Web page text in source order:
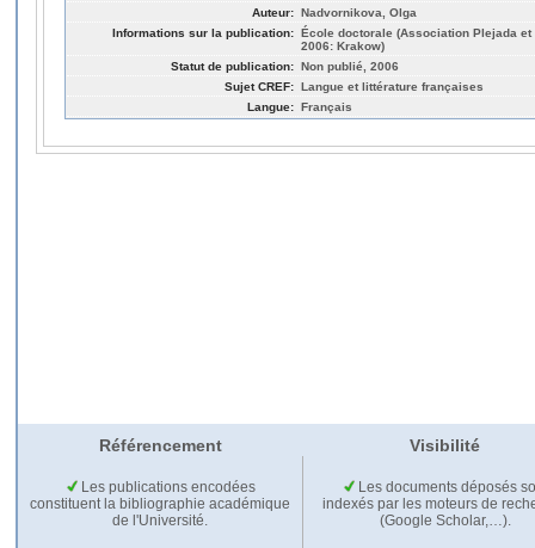
Auteur: Nadvornikova, Olga
Informations sur la publication: École doctorale (Association Plejada
2006: Krakow)
Statut de publication: Non publié, 2006
Sujet CREF: Langue et littérature françaises
Langue: Français
Référencement Visibilité
Les publications encodées
constituent la bibliographie académique
de l'Université.
Les documents déposés
indexés par les moteurs de
(Google Scholar,…).